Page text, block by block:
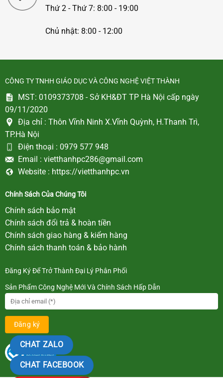
Thứ 2 - Thứ 7: 8:00 - 19:00
Chủ nhật: 8:00 - 12:00
CÔNG TY TNHH GIÁO DỤC VÀ CÔNG NGHỆ VIỆT THÀNH
MST: 0109373708 - Sở KH&ĐT TP Hà Nội cấp ngày
09/11/2020
Địa chỉ : Thôn Vĩnh Ninh X.Vĩnh Quỳnh, H.Thanh Trì,
TP.Hà Nội
Điện thoại : 0979 577 948
Email : vietthanhpc286@gmail.com
Website : https://vietthanhpc.vn
Chính Sách Của Chúng Tôi
Chính sách bảo mật
Chính sách đổi trả & hoàn tiền
Chính sách giao hàng & kiểm hàng
Chính sách thanh toán & bảo hành
Đăng Ký Để Trở Thành Đại Lý Phân Phối
Sản Phẩm Công Nghệ Mới Và Chính Sách Hấp Dẫn
CHAT ZALO
CHAT FACEBOOK